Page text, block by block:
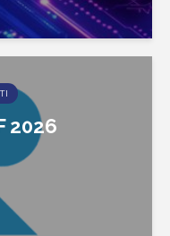
2026